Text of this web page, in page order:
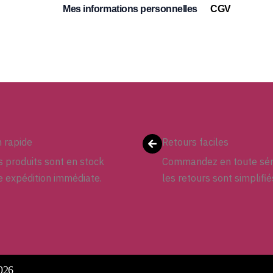
Mes informations personnelles CGV
rapide
produits sont en stock
expédition immédiate.
Retours faciles
Commandez en toute
les retours sont